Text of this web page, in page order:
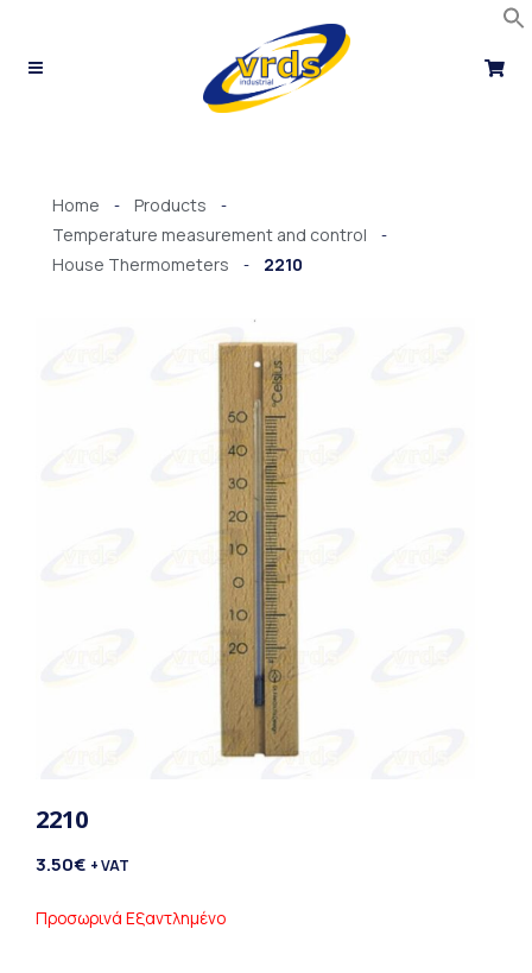
content
Home - Products -
Temperature measurement and control -
House Thermometers - 2210
2210
3.50€ + VAT
Προσωρινά Εξαντλημένο